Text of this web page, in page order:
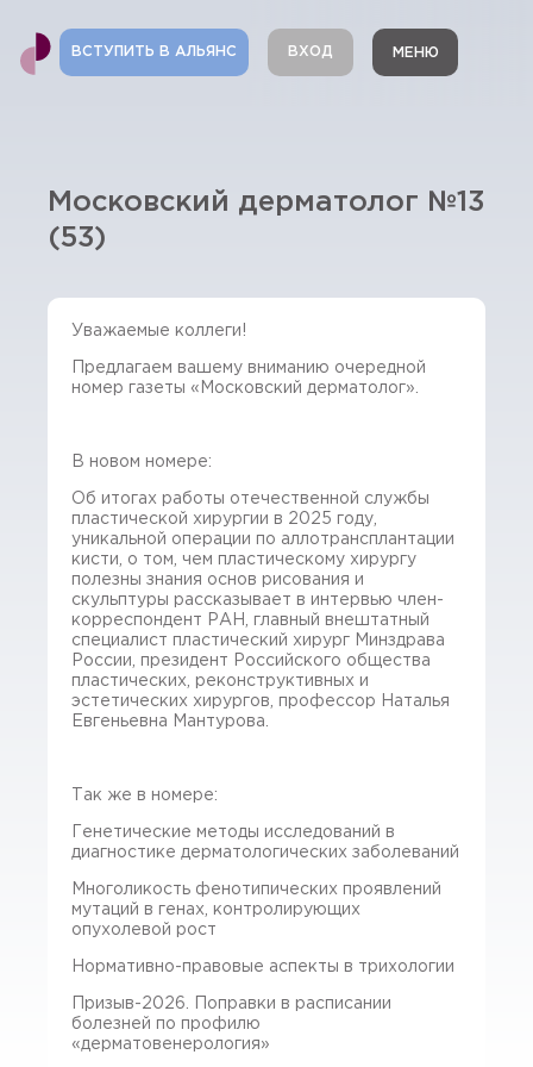
Московский дерматолог №13
(53)
Уважаемые коллеги!
Предлагаем вашему вниманию очередной
номер газеты «Московский дерматолог».
В новом номере:
Об итогах работы отечественной службы
пластической хирургии в 2025 году,
уникальной операции по аллотрансплантации
кисти, о том, чем пластическому хирургу
полезны знания основ рисования и
скульптуры рассказывает в интервью член-
корреспондент РАН, главный внештатный
специалист пластический хирург Минздрава
России, президент Российского общества
пластических, реконструктивных и
эстетических хирургов, профессор Наталья
Евгеньевна Мантурова.
Так же в номере:
Генетические методы исследований в
диагностике дерматологических заболеваний
Многоликость фенотипических проявлений
мутаций в генах, контролирующих
опухолевой рост
Нормативно-правовые аспекты в трихологии
Призыв-2026. Поправки в расписании
болезней по профилю
«дерматовенерология»
ВСТУПИТЬ В АЛЬЯНС ВХОД МЕНЮ